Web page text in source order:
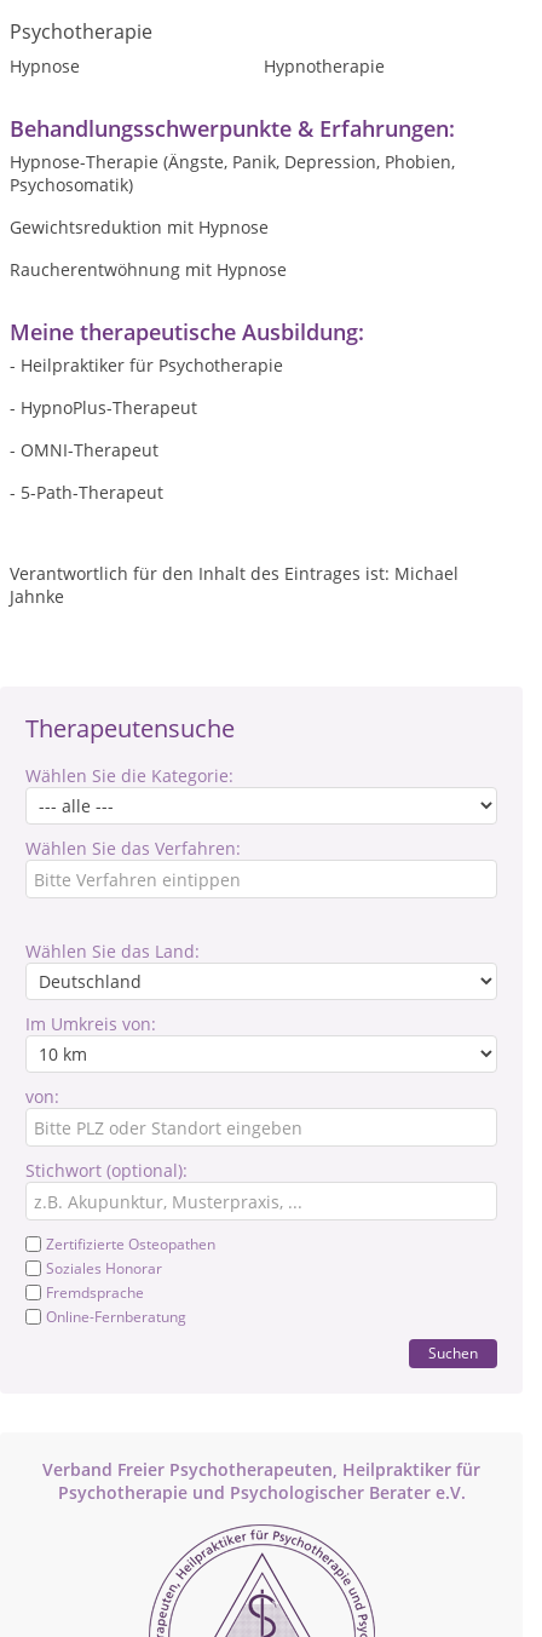
Therapeutensuche
Wählen Sie die Kategorie:
Wählen Sie das Verfahren:
Wählen Sie das Land:
Im Umkreis von:
von:
Stichwort (optional):
Zertifizierte Osteopathen
Soziales Honorar
Fremdsprache
Online-Fernberatung
Suchen
Verband Freier Psychotherapeuten, Heilpraktiker für
Psychotherapie und Psychologischer Berater e.V.
Psychotherapie
Hypnose Hypnotherapie
Behandlungsschwerpunkte & Erfahrungen:
Hypnose-Therapie (Ängste, Panik, Depression, Phobien,
Psychosomatik)
Gewichtsreduktion mit Hypnose
Raucherentwöhnung mit Hypnose
Meine therapeutische Ausbildung:
- Heilpraktiker für Psychotherapie
- HypnoPlus-Therapeut
- OMNI-Therapeut
- 5-Path-Therapeut
Verantwortlich für den Inhalt des Eintrages ist: Michael
Jahnke